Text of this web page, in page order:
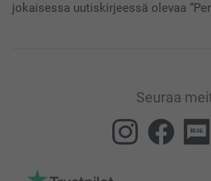
jokaisessa uutiskirjeessä olevaa
Seuraa